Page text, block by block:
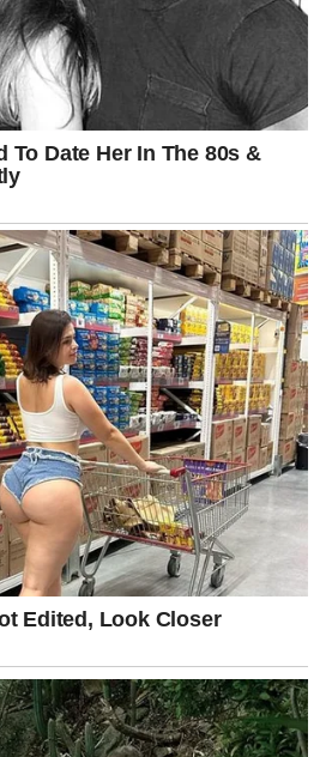
što želi sigurnost. Sigurnost je
period kada se sve kockice
sumnje – do stabilnosti.
DOLAZI U
patila u tišini. Spolja osmeh.